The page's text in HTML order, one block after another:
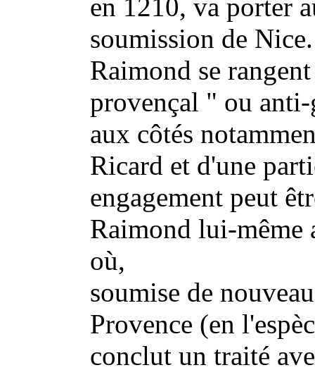
en 1210, va porter
soumission de
Raimond se
provençal " ou
aux côtés
Ricard et d'une
engagement peut
Raimond lui-même
où,
soumise de
Provence (en
conclut un traité